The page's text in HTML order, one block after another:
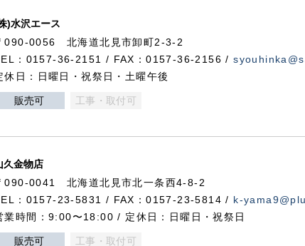
)水沢エース
090-0056 北海道北見市卸町2-3-2
：0157-36-2151 / FAX：0157-36-2156 /
休日：日曜日・祝祭日・土曜午後
販売可 工事・取付可
久金物店
090-0041 北海道北見市北一条西4-8-2
：0157-23-5831 / FAX：0157-23-5814 / k-
業時間：9:00〜18:00 / 定休日：日曜日・祝祭日
販売可 工事・取付可